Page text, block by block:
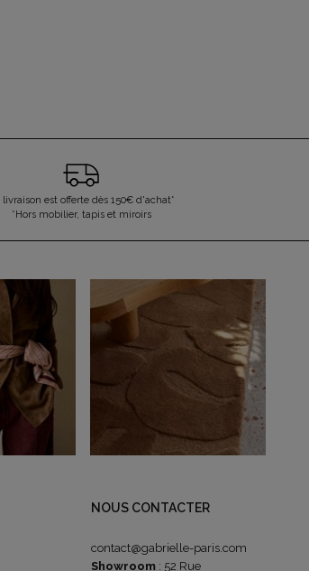
livraison est offerte dès 150€ d'achat*
*Hors mobilier, tapis et miroirs
NOUS CONTACTER
contact@gabrielle-paris.com
Showroom : 52 Rue